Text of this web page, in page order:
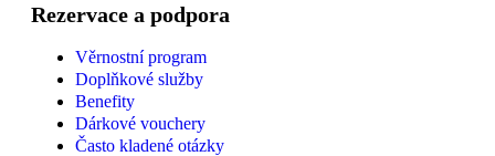
Rezervace a podpora
Věrnostní program
Doplňkové služby
Benefity
Dárkové vouchery
Často kladené otázky